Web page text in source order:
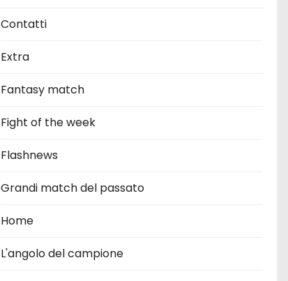
Contatti
Extra
Fantasy match
Fight of the week
Flashnews
Grandi match del passato
Home
L'angolo del campione